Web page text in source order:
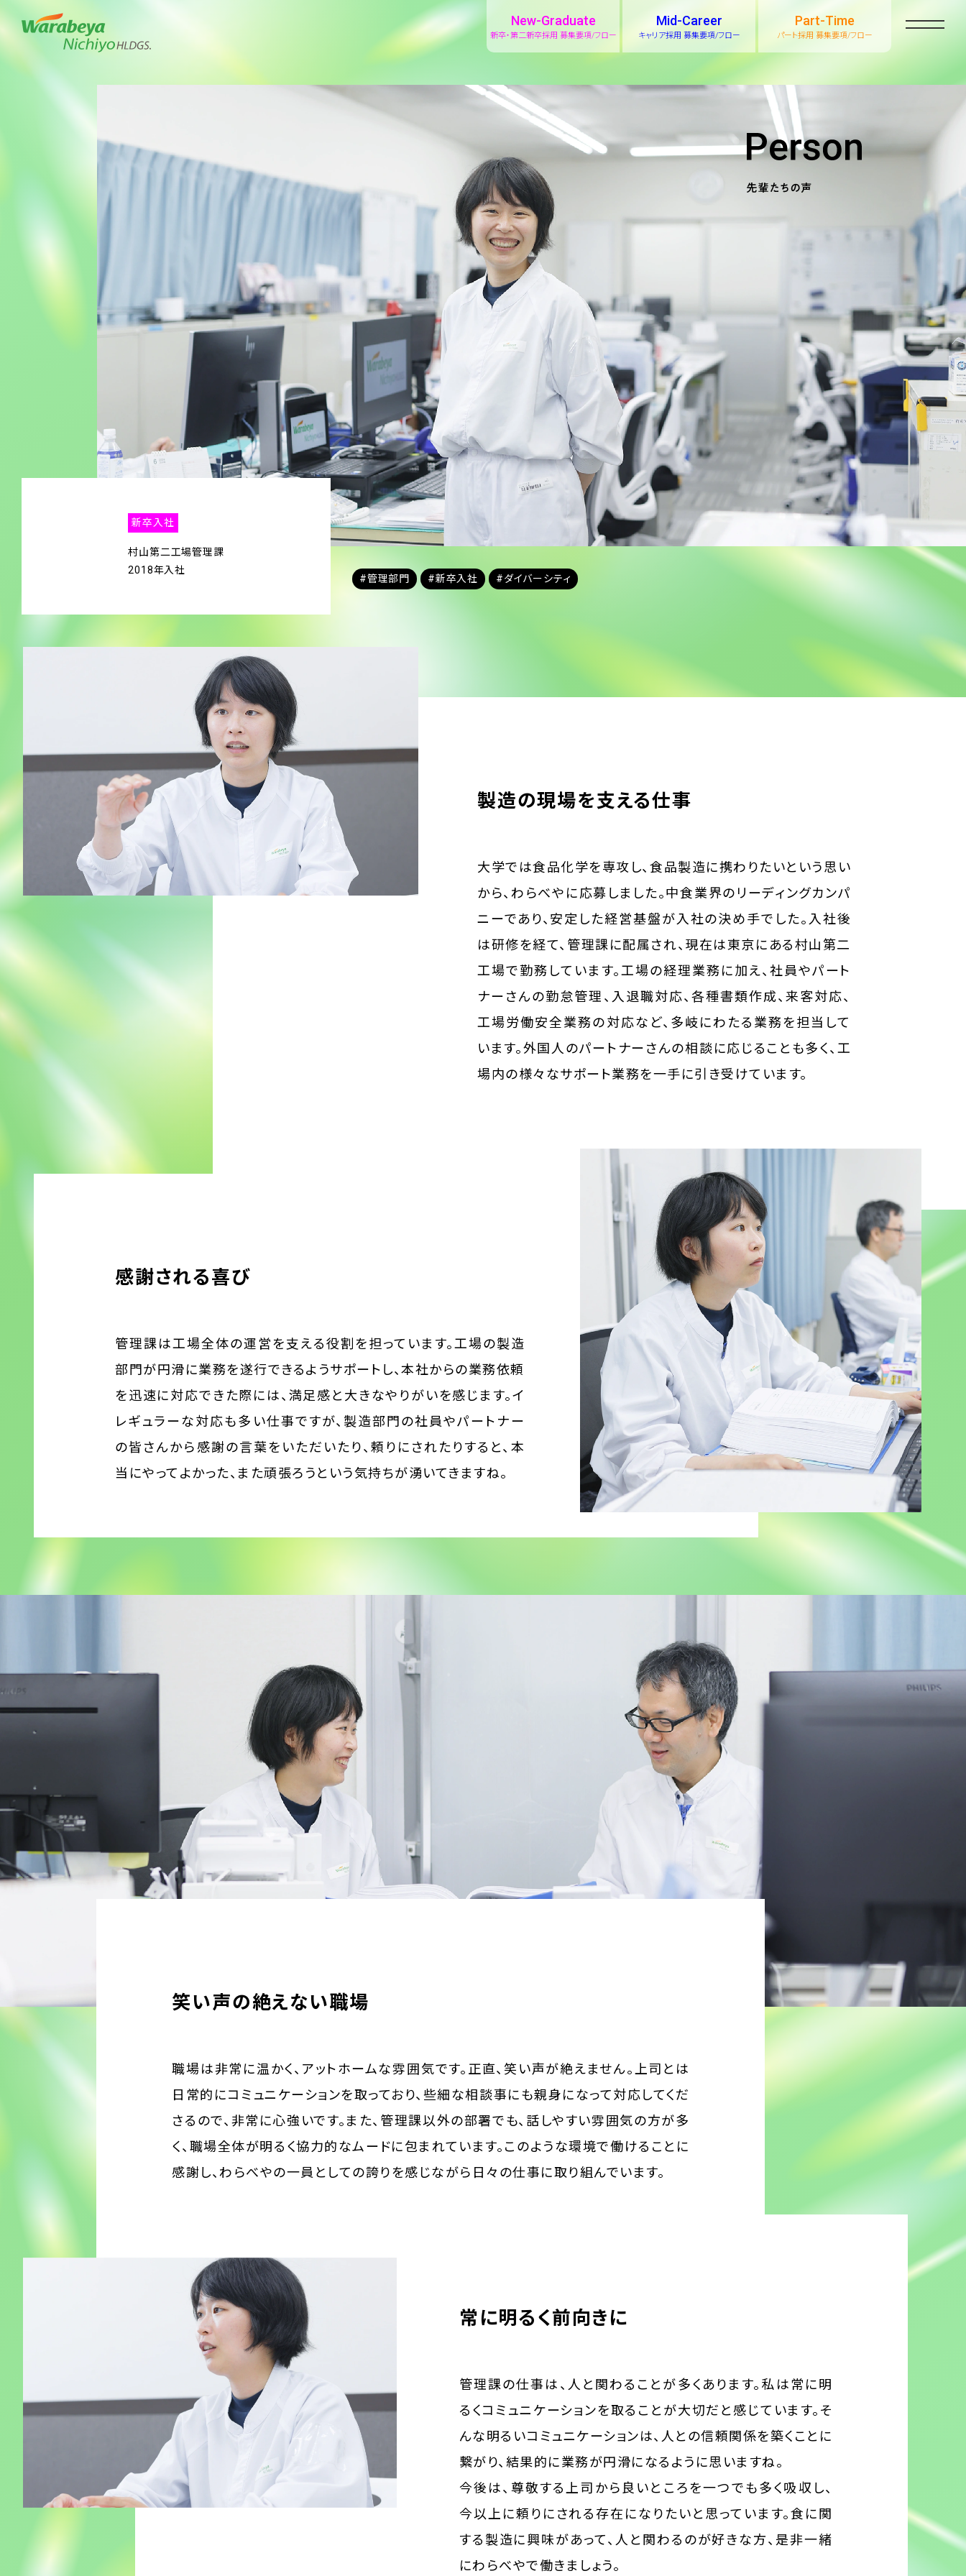
New-Graduate
新卒・第二新卒採用 募集要項/フロー
Mid-Career
キャリア採用 募集要項/フロー
Part-Time
パート採用 募集要項/フロー
新卒入社
村山第二工場管理課
2018年入社
#管理部門 #新卒入社 #ダイバーシティ
製造の現場を支える仕事
大学では食品化学を専攻し、食品製造に携わりたいという思い
から、わらべやに応募しました。中食業界のリーディングカンパ
ニーであり、安定した経営基盤が入社の決め手でした。入社後
は研修を経て、管理課に配属され、現在は東京にある村山第二
工場で勤務しています。工場の経理業務に加え、社員やパート
ナーさんの勤怠管理、入退職対応、各種書類作成、来客対応、
工場労働安全業務の対応など、多岐にわたる業務を担当して
います。外国人のパートナーさんの相談に応じることも多く、工
場内の様々なサポート業務を一手に引き受けています。
感謝される喜び
管理課は工場全体の運営を支える役割を担っています。工場の製造
部門が円滑に業務を遂行できるようサポートし、本社からの業務依頼
を迅速に対応できた際には、満足感と大きなやりがいを感じます。イ
レギュラーな対応も多い仕事ですが、製造部門の社員やパートナー
の皆さんから感謝の言葉をいただいたり、頼りにされたりすると、本
当にやってよかった、また頑張ろうという気持ちが湧いてきますね。
笑い声の絶えない職場
職場は非常に温かく、アットホームな雰囲気です。正直、笑い声が絶えません。上司とは
日常的にコミュニケーションを取っており、些細な相談事にも親身になって対応してくだ
さるので、非常に心強いです。また、管理課以外の部署でも、話しやすい雰囲気の方が多
く、職場全体が明るく協力的なムードに包まれています。このような環境で働けることに
感謝し、わらべやの一員としての誇りを感じながら日々の仕事に取り組んでいます。
常に明るく前向きに
管理課の仕事は、人と関わることが多くあります。私は常に明
るくコミュニケーションを取ることが大切だと感じています。そ
んな明るいコミュニケーションは、人との信頼関係を築くことに
繋がり、結果的に業務が円滑になるように思いますね。
今後は、尊敬する上司から良いところを一つでも多く吸収し、
今以上に頼りにされる存在になりたいと思っています。食に関
する製造に興味があって、人と関わるのが好きな方、是非一緒
にわらべやで働きましょう。